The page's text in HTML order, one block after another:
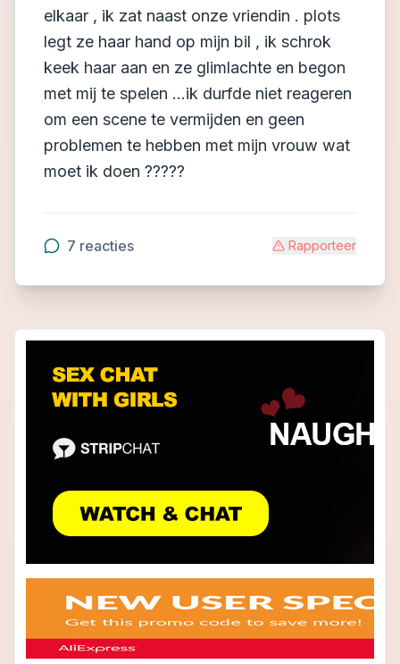
elkaar , ik zat naast onze vriendin . plots
legt ze haar hand op mijn bil , ik schrok
keek haar aan en ze glimlachte en begon
met mij te spelen ...ik durfde niet reageren
om een scene te vermijden en geen
problemen te hebben met mijn vrouw wat
moet ik doen ?????
7 reacties Rapporteer